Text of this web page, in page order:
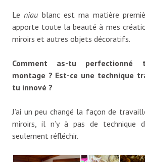
Leniau blanc est ma matière
apporte toute la beauté à mes
miroirs et autres objets décoratifs.
Comment as-tu perfectionné
montage ? Est-ce une technique
tu innové ?
J’ai un peu changé la façon de
miroirs, il n’y à pas de technique
seulement réfléchir.